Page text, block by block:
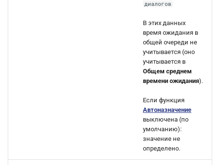
диалогов
В этих данных
время ожидания в
общей очереди не
учитывается (оно
учитывается в
Общем среднем
времени ожидания).
Если функция
Автоназначение
выключена (по
умолчанию):
значение не
определено.